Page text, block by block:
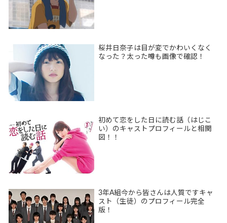
桜井日奈子は目が変でかわいくなく
なった？太った噂も画像で確認！
初めて恋をした日に読む話（はじこ
い）のキャストプロフィールと相関
図！！
3年A組今から皆さんは人質ですキャ
スト（生徒）のプロフィール完全
版！